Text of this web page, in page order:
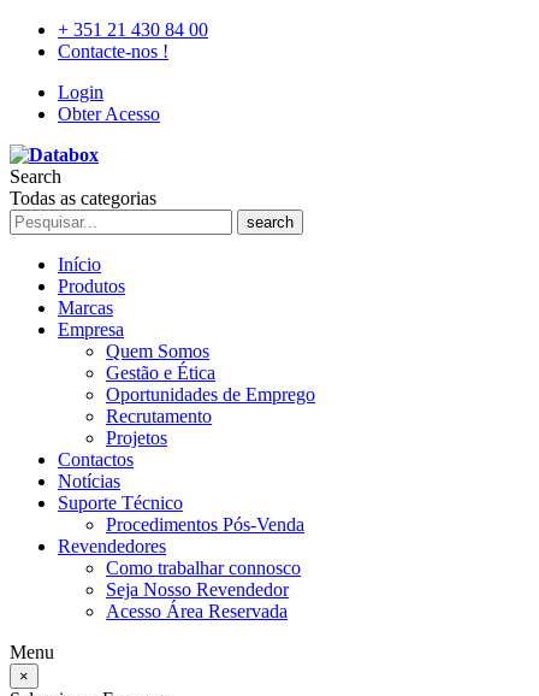
+ 351 21 430 84 00
Contacte-nos !
Login
Obter Acesso
Search
Todas as categorias
search
Início
Produtos
Marcas
Empresa
Quem Somos
Gestão e Ética
Oportunidades de Emprego
Recrutamento
Projetos
Contactos
Notícias
Suporte Técnico
Procedimentos Pós-Venda
Revendedores
Como trabalhar connosco
Seja Nosso Revendedor
Acesso Área Reservada
Menu
×